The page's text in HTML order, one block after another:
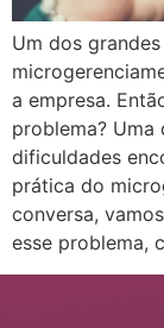
Um dos
a empresa.
problema? Uma
dificuldades
prática do
conversa,
esse problema,